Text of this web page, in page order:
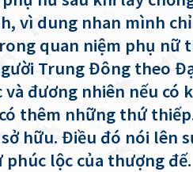
vì dung nhan mình
quan niệm phụ nữ
Trung Đông theo
đương nhiên nếu có
thêm những thứ
hữu. Điều đó nói lên
lộc của thượng đế.